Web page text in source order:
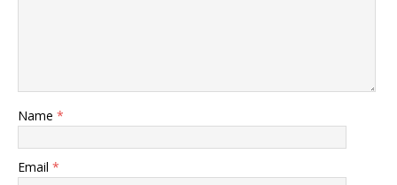
Name *
Email *